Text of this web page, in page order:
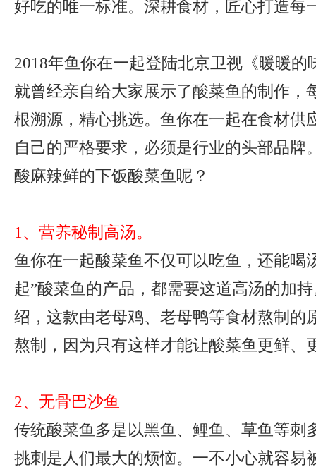
好吃的唯一标准。深耕食材，匠心打造每
2018年鱼你在一起登陆北京卫视《暖暖的
就曾经亲自给大家展示了酸菜鱼的制作，
根溯源，精心挑选。鱼你在一起在食材供
自己的严格要求，必须是行业的头部品牌
酸麻辣鲜的下饭酸菜鱼呢？
1、营养秘制高汤。
鱼你在一起酸菜鱼不仅可以吃鱼，还能喝
起”酸菜鱼的产品，都需要这道高汤的加
绍，这款由老母鸡、老母鸭等食材熬制的
熬制，因为只有这样才能让酸菜鱼更鲜、
2、无骨巴沙鱼
传统酸菜鱼多是以黑鱼、鲤鱼、草鱼等刺
挑刺是人们最大的烦恼。一不小心就容易